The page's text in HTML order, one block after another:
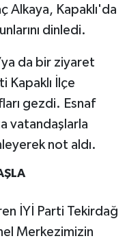
Alkaya, Kapaklı'da
dinledi.
da bir ziyaret
Kapaklı İlçe
gezdi. Esnaf
vatandaşlarla
not aldı.
İYİ Parti Tekirdağ
Merkezimizin